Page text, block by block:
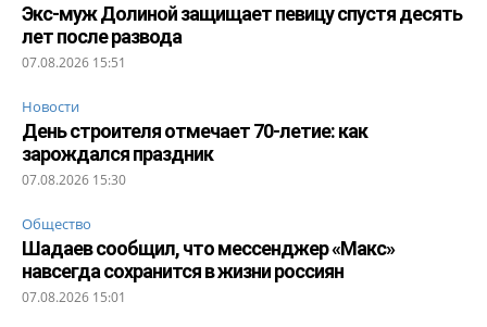
Экс-муж Долиной защищает певицу спустя десять
лет после развода
07.08.2026 15:51
Новости
День строителя отмечает 70-летие: как
зарождался праздник
07.08.2026 15:30
Общество
Шадаев сообщил, что мессенджер «Макс»
навсегда сохранится в жизни россиян
07.08.2026 15:01